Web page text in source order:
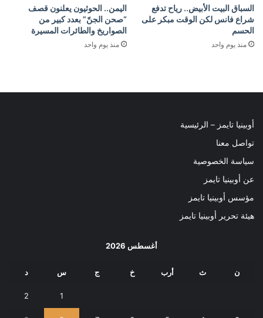
السباق البيت الأبيض.. رياح تدفع
شراع فانس لكن الوقت مبكر على
الحسم
منذ يوم واحد
اليمن.. الحوثيون يعلنون قصف
“صحن الجنّ” بعدد كبير من
الصواريخ والطائرات المسيرة
منذ يوم واحد
أوبينيا تايمز – الرئيسية
تواصل معنا
سياسة الخصوصية
عن أوبينيا تايمز
مؤسس أوبينيا تايمز
هيئة تحرير أوبينيا تايمز
أغسطس 2026
ن ث أرب خ ج س د
1
2